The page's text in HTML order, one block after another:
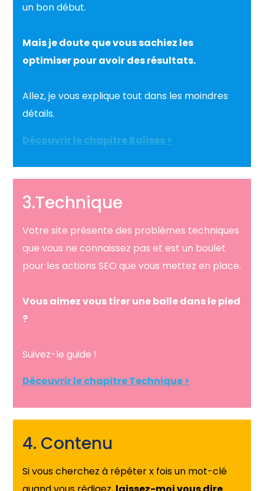
un bon début.
Mais je doute que vous sachiez les
optimiser pour avoir des résultats.
Allez, je vous explique tout dans les moindres
détails.
Découvrir le chapitre Balises >
3.Technique
Votre site présente des problèmes techniques
que vous ne connaissez pas et est un boulet
pour les actions SEO que vous mettez en place.
Vous aimez vous tirer une balle dans le pied
?
Suivez-le guide !
Découvrir le chapitre Technique >
4. Contenu
Si vous cherchez à répéter x fois un mot-clé